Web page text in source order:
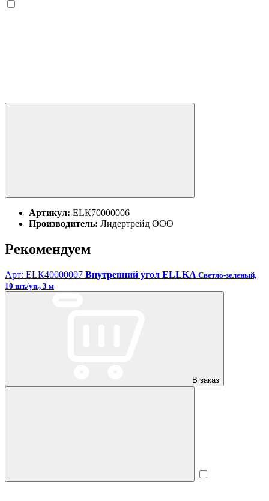
Артикул: ЕLК70000006
Производитель: Лидертрейд ООО
Рекомендуем
Арт: ЕLК40000007 Внутренний угол ELLKA Светло-зеленый,
10 шт./уп., 3 м
В заказ